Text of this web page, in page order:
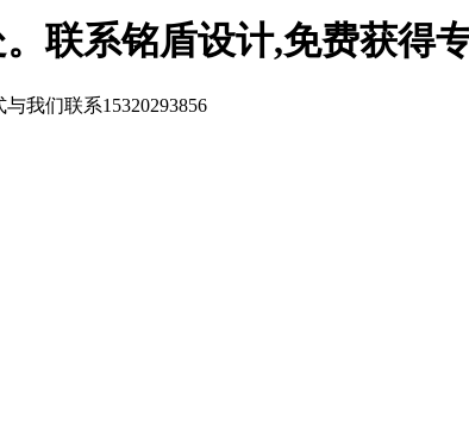
联系铭盾设计,免费获得
与我们联系15320293856